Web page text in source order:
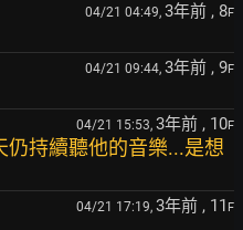
04/21 04:49, 3年前 , 8F
04/21 09:44, 3年前 , 9F
04/21 15:53, 3年前 , 10F
仍持續聽他的音樂...是想
04/21 17:19, 3年前 , 11 F